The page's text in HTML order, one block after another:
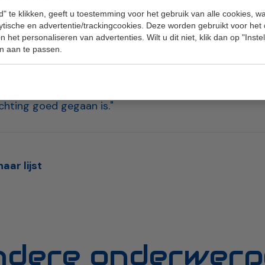
te klikken, geeft u toestemming voor het gebruik van alle cookies,
en advertentie/trackingcookies. Deze worden gebruikt voor het
het personaliseren van advertenties. Wilt u dit niet, klik dan op
aan te passen.
Tom Faber, accountmanager bij ELINEX, heeft hij
Een prettige samenwerking in goed
merkten bij aanvang meteen hoeveel ervaring en
heeft. Dat overlegde prettig en heeft ervoor
genomen konden worden. Ik mag wel
goed gegaan is."
lijst